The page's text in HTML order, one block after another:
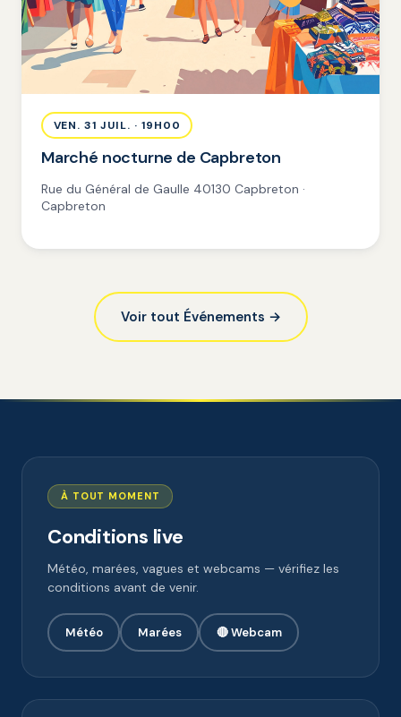
VEN. 31 JUIL. · 19H00
Marché nocturne de Capbreton
Rue du Général de Gaulle 40130 Capbreton ·
Capbreton
Voir tout Événements →
À TOUT MOMENT
Conditions live
Météo, marées, vagues et webcams — vérifiez les
conditions avant de venir.
Météo Marées 🔴 Webcam